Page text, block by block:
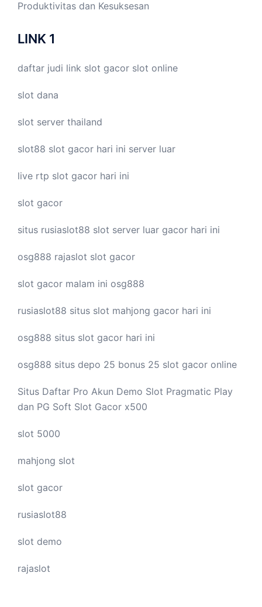
Produktivitas dan Kesuksesan
LINK 1
daftar judi link slot gacor slot online
slot dana
slot server thailand
slot88 slot gacor hari ini server luar
live rtp slot gacor hari ini
slot gacor
situs rusiaslot88 slot server luar gacor hari ini
osg888 rajaslot slot gacor
slot gacor malam ini osg888
rusiaslot88 situs slot mahjong gacor hari ini
osg888 situs slot gacor hari ini
osg888 situs depo 25 bonus 25 slot gacor online
Situs Daftar Pro Akun Demo Slot Pragmatic Play
dan PG Soft Slot Gacor x500
slot 5000
mahjong slot
slot gacor
rusiaslot88
slot demo
rajaslot